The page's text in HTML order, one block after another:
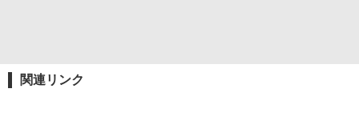
関連リンク